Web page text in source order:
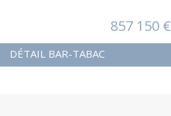
857 150 €
DÉTAIL BAR-TABAC